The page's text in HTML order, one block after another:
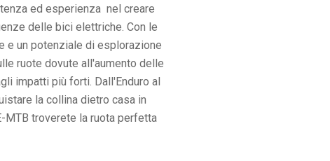
ed esperienza nel creare
delle bici elettriche. Con le
e un potenziale di esplorazione
ruote dovute all'aumento delle
impatti più forti. Dall'Enduro al
la collina dietro casa in
MTB troverete la ruota perfetta